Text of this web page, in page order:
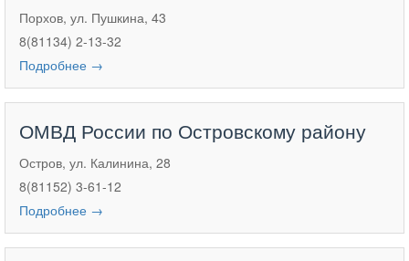
Порхов, ул. Пушкина, 43
8(81134) 2-13-32
Подробнее →
ОМВД России по Островскому району
Остров, ул. Калинина, 28
8(81152) 3-61-12
Подробнее →